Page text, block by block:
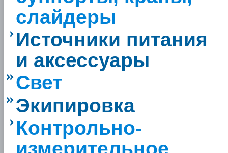
слайдеры
Источники питания
и аксессуары
Свет
Экипировка
Контрольно-